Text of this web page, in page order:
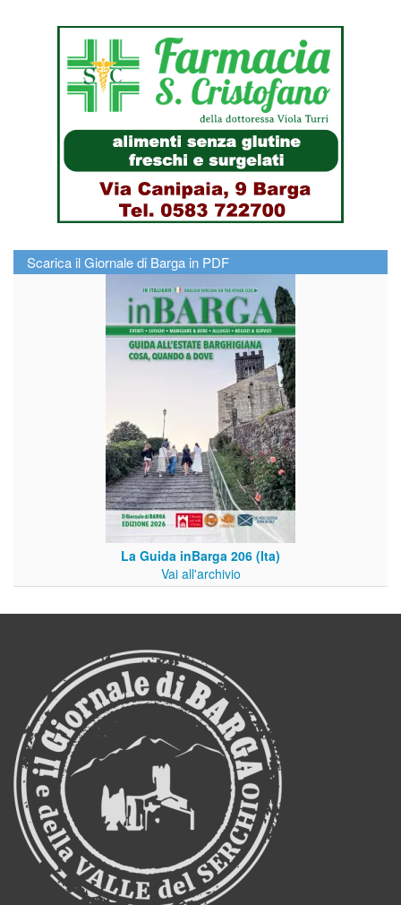
Scarica il Giornale di Barga in PDF
La Guida inBarga 206 (Ita)
Vai all'archivio